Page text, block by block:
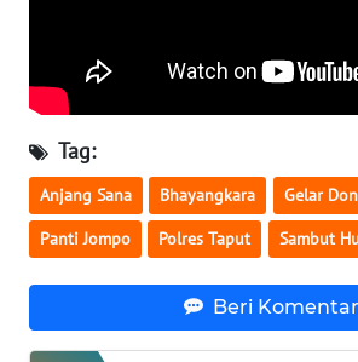
Tag:
Anjang Sana Bhayangkara Gelar
Panti Jompo Polres Taput Sambut
Beri Komentar
WN
WN
NUSANTARA
WN